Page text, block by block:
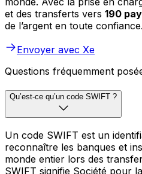
et des transferts vers 190
de l’argent en toute confiance.
Envoyer avec Xe
Questions fréquemment
Qu’est-ce qu’un code SWIFT ?
Un code SWIFT est un
reconnaître les banques et
monde entier lors des
SWIFT signifie Société pour